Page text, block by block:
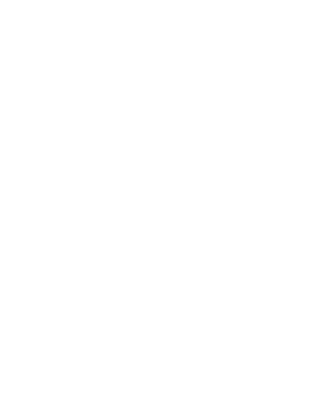
individuais e destinado a
a um computador, um portátil, um
se a quaisquer documentos e
que acompanhem ou sejam
ao Serviço e/ou ao
limitação, quaisquer
informações de compra,
como recibos ou e-mails de
subscrição ou renovação, e os